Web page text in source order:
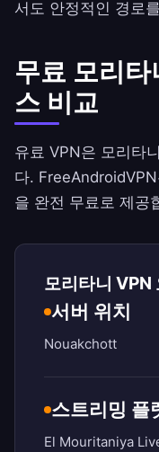
서도 안정적인 경로
무료 모리
스 비교
유료 VPN은 모리타
다. FreeAndroidVPN
을 완전 무료로 제공
모리타니 VPN
서버 위치
Nouakchott
스트리밍 플
El Mouritaniya